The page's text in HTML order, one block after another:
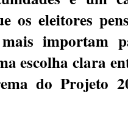
os eleitores
mais importam
escolha clara
do Projeto